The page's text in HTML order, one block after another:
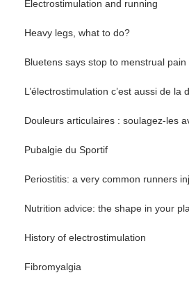
Electrostimulation and running
Heavy legs, what to do?
Bluetens says stop to menstrual pain
L’électrostimulation c’est aussi de la
Douleurs articulaires : soulagez-les
Pubalgie du Sportif
Periostitis: a very common runners
Nutrition advice: the shape in your
History of electrostimulation
Fibromyalgia